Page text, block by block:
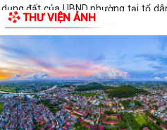
dụng đất của UBND phường tại tổ
Khê (giáp...
PHƯỜNG KIẾN AN THAM DỰ HỘI
TUYẾN THÀNH PHỐ VỀ TIẾN ĐỘ
BẢN ĐỒ ĐỊA CHÍNH, LẬP...
Khai mạc huấn luyện Dân quân tự
năm 2026
THƯ VIỆN ẢNH